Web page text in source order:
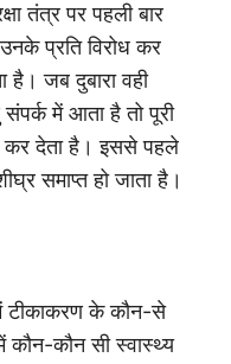
तंत्र पर पहली बार
प्रति विरोध कर
जब दुबारा वही
संपर्क में आता है तो पूरी
कर देता है। इससे पहले
समाप्त हो जाता है।
टीकाकरण के कौन-से
कौन सी स्वास्थ्य